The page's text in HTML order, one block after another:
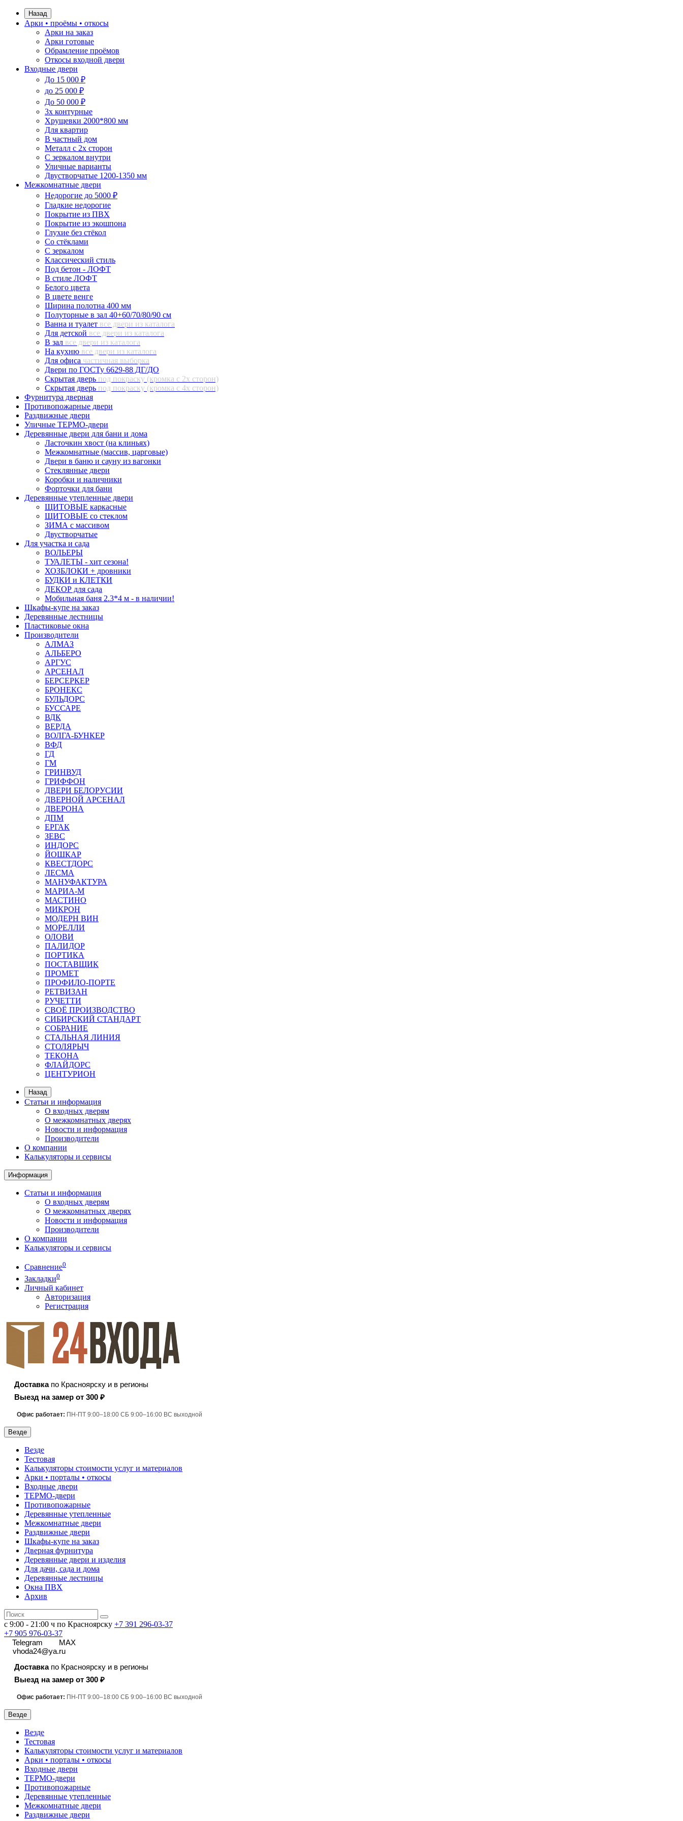
Назад
Арки • проёмы • откосы
Арки на заказ
Арки готовые
Обрамление проёмов
Откосы входной двери
Входные двери
До 15 000 ₽
до 25 000 ₽
До 50 000 ₽
3х контурные
Хрущевки 2000*800 мм
Для квартир
В частный дом
Металл с 2х сторон
С зеркалом внутри
Уличные варианты
Двустворчатые 1200-1350 мм
Межкомнатные двери
Недорогие до 5000 ₽
Гладкие недорогие
Покрытие из ПВХ
Покрытие из экошпона
Глухие без стёкол
Со стёклами
С зеркалом
Классический стиль
Под бетон - ЛОФТ
В стиле ЛОФТ
Белого цвета
В цвете венге
Ширина полотна 400 мм
Полуторные в зал 40+60/70/80/90 см
Ванна и туалет все двери из каталога
Для детской все двери из каталога
В зал все двери из каталога
На кухню все двери из каталога
Для офиса частичная выборка
Двери по ГОСТу 6629-88 ДГ/ДО
Скрытая дверь под покраску (кромка с 2х сторон)
Скрытая дверь под покраску (кромка с 4х сторон)
Фурнитура дверная
Противопожарные двери
Раздвижные двери
Уличные ТЕРМО-двери
Деревянные двери для бани и дома
Ласточкин хвост (на клиньях)
Межкомнатные (массив, царговые)
Двери в баню и сауну из вагонки
Стеклянные двери
Коробки и наличники
Форточки для бани
Деревянные утепленные двери
ЩИТОВЫЕ каркасные
ЩИТОВЫЕ со стеклом
ЗИМА с массивом
Двустворчатые
Для участка и сада
ВОЛЬЕРЫ
ТУАЛЕТЫ - хит сезона!
ХОЗБЛОКИ + дровники
БУДКИ и КЛЕТКИ
ДЕКОР для сада
Мобильная баня 2.3*4 м - в наличии!
Шкафы-купе на заказ
Деревянные лестницы
Пластиковые окна
Производители
АЛМАЗ
АЛЬБЕРО
АРГУС
АРСЕНАЛ
БЕРСЕРКЕР
БРОНЕКС
БУЛЬДОРС
БУССАРЕ
ВДК
ВЕРДА
ВОЛГА-БУНКЕР
ВФД
ГД
ГМ
ГРИНВУД
ГРИФФОН
ДВЕРИ БЕЛОРУСИИ
ДВЕРНОЙ АРСЕНАЛ
ДВЕРОНА
ДПМ
ЕРГАК
ЗЕВС
ИНДОРС
ЙОШКАР
КВЕСТДОРС
ЛЕСМА
МАНУФАКТУРА
МАРИА-М
МАСТИНО
МИКРОН
МОДЕРН ВИН
МОРЕЛЛИ
ОЛОВИ
ПАЛИДОР
ПОРТИКА
ПОСТАВЩИК
ПРОМЕТ
ПРОФИЛО-ПОРТЕ
РЕТВИЗАН
РУЧЕТТИ
СВОЁ ПРОИЗВОДСТВО
СИБИРСКИЙ СТАНДАРТ
СОБРАНИЕ
СТАЛЬНАЯ ЛИНИЯ
СТОЛЯРЫЧ
ТЕКОНА
ФЛАЙДОРС
ЦЕНТУРИОН
Назад
Статьи и информация
О входных дверям
О межкомнатных дверях
Новости и информация
Производители
О компании
Калькуляторы и сервисы
Информация
Статьи и информация
О входных дверям
О межкомнатных дверях
Новости и информация
Производители
О компании
Калькуляторы и сервисы
Сравнение0
Закладки0
Личный кабинет
Авторизация
Регистрация
Доставкапо Красноярску и в регионы
Выезд на замер от 300 ₽
Офис работает: ПН-ПТ 9:00–18:00 СБ 9:00–16:00 ВС выходной
Везде
Везде
Тестовая
Калькуляторы стоимости услуг и материалов
Арки • порталы • откосы
Входные двери
ТЕРМО-двери
Противопожарные
Деревянные утепленные
Межкомнатные двери
Раздвижные двери
Шкафы-купе на заказ
Дверная фурнитура
Деревянные двери и изделия
Для дачи, сада и дома
Деревянные лестницы
Окна ПВХ
Архив
с 9:00 - 21:00 ч по Красноярску +7 391 296-03-37
+7 905 976-03-37
Telegram
MAX
vhoda24@ya.ru
Доставкапо Красноярску и в регионы
Выезд на замер от 300 ₽
Офис работает: ПН-ПТ 9:00–18:00 СБ 9:00–16:00 ВС выходной
Везде
Везде
Тестовая
Калькуляторы стоимости услуг и материалов
Арки • порталы • откосы
Входные двери
ТЕРМО-двери
Противопожарные
Деревянные утепленные
Межкомнатные двери
Раздвижные двери